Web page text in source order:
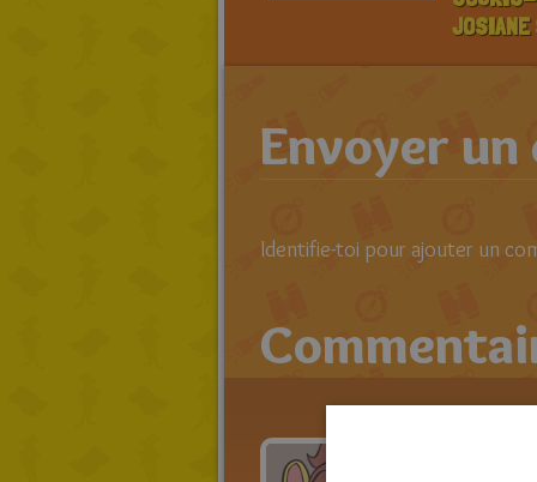
Envoyer
Identifie-toi pour ajouter un